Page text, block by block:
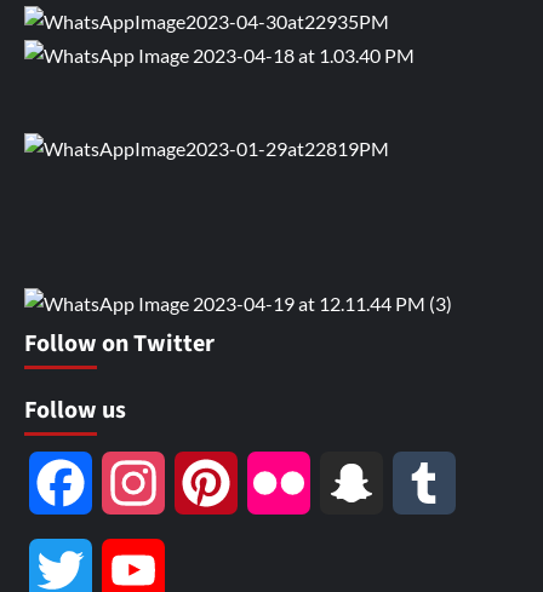
Follow on Twitter
Follow us
Facebook Instagram Pinterest Flickr Snapchat
Twitter